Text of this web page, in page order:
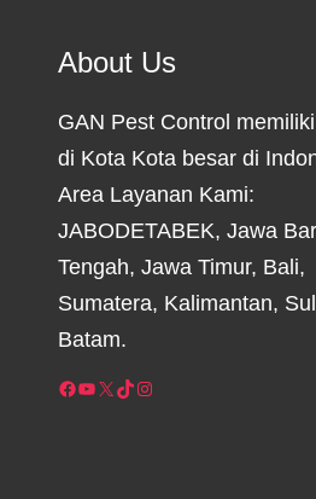
About Us
GAN Pest Control
di Kota Kota besar di
Area Layanan Kami:
JABODETABEK, Jawa
Tengah, Jawa Timur, Bali,
Sumatera, Kalimantan,
Batam.
Facebook YouTube X TikTok Instagram